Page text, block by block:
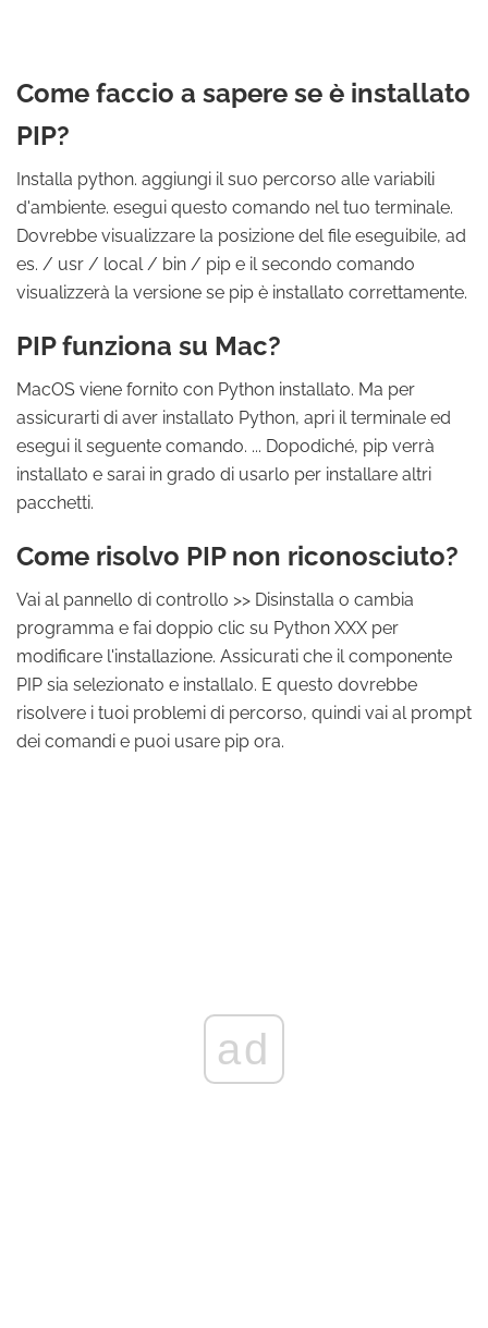
Come faccio a sapere se è installato
PIP?
Installa python. aggiungi il suo percorso alle variabili
d'ambiente. esegui questo comando nel tuo terminale.
Dovrebbe visualizzare la posizione del file eseguibile, ad
es. / usr / local / bin / pip e il secondo comando
visualizzerà la versione se pip è installato correttamente.
PIP funziona su Mac?
MacOS viene fornito con Python installato. Ma per
assicurarti di aver installato Python, apri il terminale ed
esegui il seguente comando. ... Dopodiché, pip verrà
installato e sarai in grado di usarlo per installare altri
pacchetti.
Come risolvo PIP non riconosciuto?
Vai al pannello di controllo >> Disinstalla o cambia
programma e fai doppio clic su Python XXX per
modificare l'installazione. Assicurati che il componente
PIP sia selezionato e installalo. E questo dovrebbe
risolvere i tuoi problemi di percorso, quindi vai al prompt
dei comandi e puoi usare pip ora.
ad